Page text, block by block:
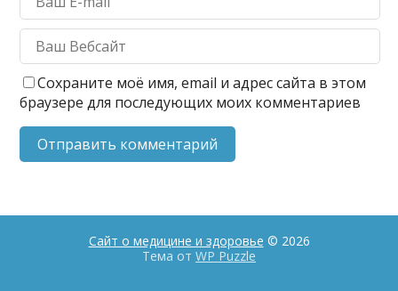
Сохраните моё имя, email и адрес сайта в этом
браузере для последующих моих комментариев
Сайт о медицине и здоровье © 2026
Тема от WP Puzzle